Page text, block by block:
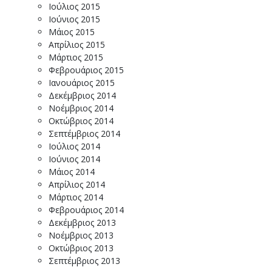
Ιούλιος 2015
Ιούνιος 2015
Μάιος 2015
Απρίλιος 2015
Μάρτιος 2015
Φεβρουάριος 2015
Ιανουάριος 2015
Δεκέμβριος 2014
Νοέμβριος 2014
Οκτώβριος 2014
Σεπτέμβριος 2014
Ιούλιος 2014
Ιούνιος 2014
Μάιος 2014
Απρίλιος 2014
Μάρτιος 2014
Φεβρουάριος 2014
Δεκέμβριος 2013
Νοέμβριος 2013
Οκτώβριος 2013
Σεπτέμβριος 2013